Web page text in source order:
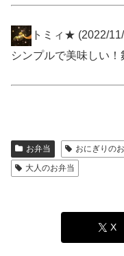
トミィ★ (2022/
シンプルで美味しい！
お弁当 おにぎりの
大人のお弁当
X